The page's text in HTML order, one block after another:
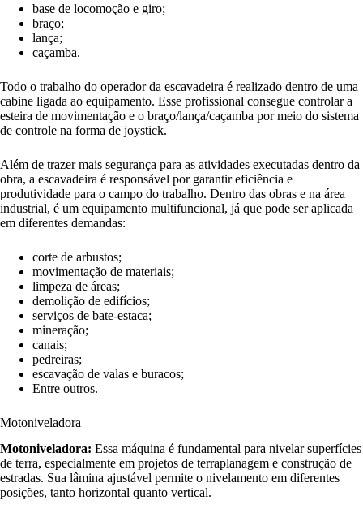
base de locomoção e giro;
braço;
lança;
caçamba.
Todo o trabalho do operador da escavadeira é realizado dentro de uma
cabine ligada ao equipamento. Esse profissional consegue controlar a
esteira de movimentação e o braço/lança/caçamba por meio do sistema
de controle na forma de joystick.
Além de trazer mais segurança para as atividades executadas dentro da
obra, a escavadeira é responsável por garantir eficiência e
produtividade para o campo do trabalho. Dentro das obras e na área
industrial, é um equipamento multifuncional, já que pode ser aplicada
em diferentes demandas:
corte de arbustos;
movimentação de materiais;
limpeza de áreas;
demolição de edifícios;
serviços de bate-estaca;
mineração;
canais;
pedreiras;
escavação de valas e buracos;
Entre outros.
Motoniveladora
Motoniveladora: Essa máquina é fundamental para nivelar superfícies
de terra, especialmente em projetos de terraplanagem e construção de
estradas. Sua lâmina ajustável permite o nivelamento em diferentes
posições, tanto horizontal quanto vertical.